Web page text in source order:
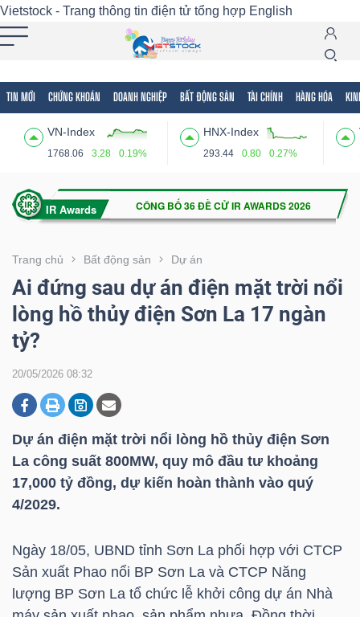
Vietstock - Trang thông tin điện tử tổng hợp English
TIN MỚI CHỨNG KHOÁN DOANH NGHIỆP BẤT ĐỘNG SẢN TÀI CHÍNH HÀNG HÓA
VN-Index
1768.06 3.28 0.19%
HNX-Index
293.44 0.80 0.27%
Trang chủ Bất động sản Dự án
Ai đứng sau dự án điện mặt trời nổi
lòng hồ thủy điện Sơn La 17 ngàn
tỷ?
20/05/2026 08:32
Dự án điện mặt trời nổi lòng hồ thủy điện Sơn
La công suất 800MW, quy mô đầu tư khoảng
17,000 tỷ đồng, dự kiến hoàn thành vào quý
4/2029.
Ngày 18/05, UBND tỉnh Sơn La phối hợp với CTCP
Sản xuất Phao nổi BP Sơn La và CTCP Năng
lượng BP Sơn La tổ chức lễ khởi công dự án Nhà
Tất cả Tính năng Ngành Mã chứng khoán
Tính
(-)
VIETSTOCK
CHỨNG
KHOÁN
DOANH
NGHIỆP
BẤT
SẢN